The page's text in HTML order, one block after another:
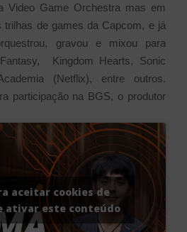
Video Game Orchestra mas em
trilhas de games da Capcom, e já
gravou e mixou para
Kingdom Hearts, Sonic
(Netflix), entre outros.
participação na BGS, o produtor
aceitar cookies de
ativar este conteúdo